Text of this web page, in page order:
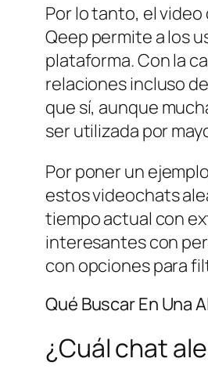
Por lo tanto, el
Qeep permite a los
plataforma. Con la
relaciones incluso
que sí, aunque
ser utilizada por
Por poner un
estos videochats
tiempo actual con
interesantes con
con opciones para
Qué Buscar En Una
¿Cuál chat